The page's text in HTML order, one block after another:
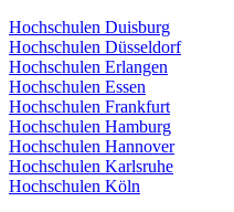
Hochschulen Duisburg
Hochschulen Düsseldorf
Hochschulen Erlangen
Hochschulen Essen
Hochschulen Frankfurt
Hochschulen Hamburg
Hochschulen Hannover
Hochschulen Karlsruhe
Hochschulen Köln